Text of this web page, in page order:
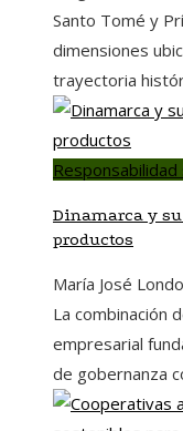
Santo Tomé y
dimensiones
trayectoria
Responsabilidad
Dinamarca y
productos
María José
La combinación
empresarial
de gobernanza